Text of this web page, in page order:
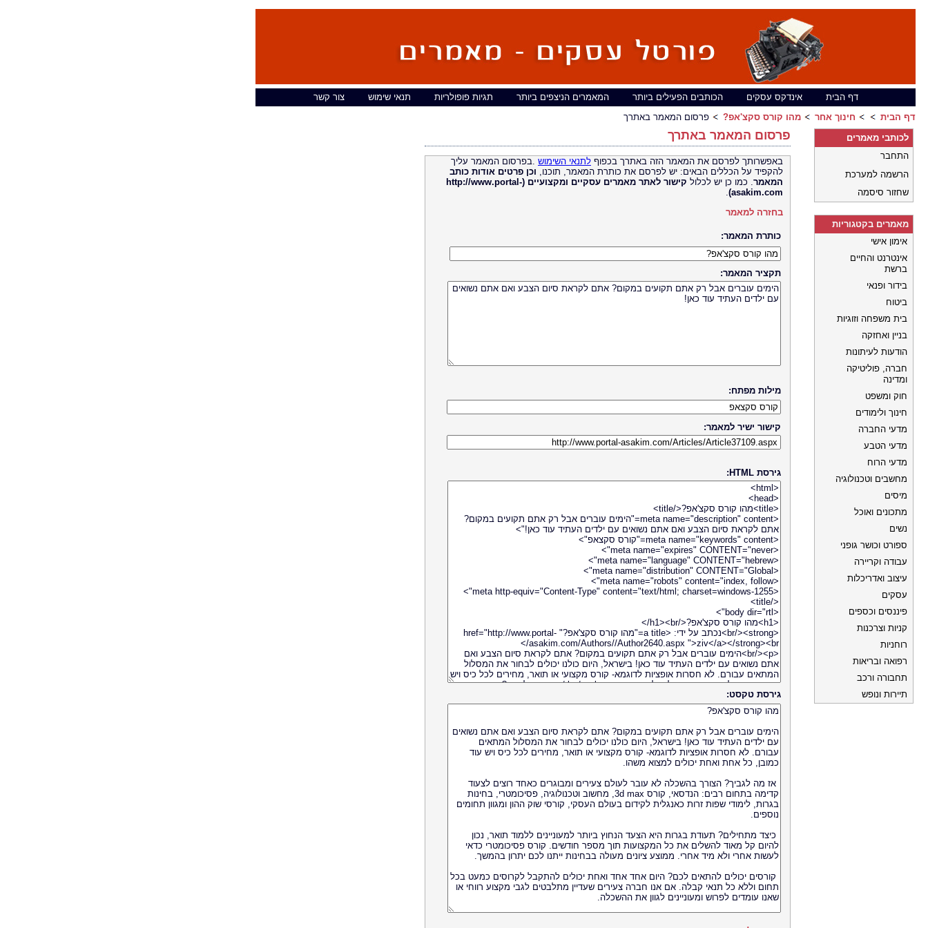
דף הבית אינדקס עסקים הכותבים הפעילים ביותר המאמרים הניצפים ביותר תגיות פופולריות תנאי שימוש
צור קשר
דף הבית
חינוך אחר מהו קורס סקצ'אפ? פרסום המאמר באתרך
פרסום המאמר באתרך
באפשרותך לפרסם את המאמר הזה באתרך בכפוף לתנאי השימוש .בפרסום המאמר עליך
להקפיד על הכללים הבאים: יש לפרסם את כותרת המאמר, תוכנו, וכן פרטים אודות כותב
המאמר. כמו כן יש לכלול קישור לאתר
מאמרים עסקיים ומקצועיים (http://www.portal-
asakim.com)
.
בחזרה למאמר
כותרת המאמר:
תקציר המאמר:
מילות מפתח:
קישור ישיר למאמר:
גירסת HTML:
גירסת טקסט:
לכותבי מאמרים
התחבר
הרשמה למערכת
שחזור סיסמה
מאמרים בקטגוריות
אימון אישי
אינטרנט והחיים
ברשת
בידור ופנאי
ביטוח
בית משפחה וזוגיות
בניין ואחזקה
הודעות לעיתונות
חברה, פוליטיקה
ומדינה
חוק ומשפט
חינוך ולימודים
מדעי החברה
מדעי הטבע
מדעי הרוח
מחשבים וטכנולוגיה
מיסים
מתכונים ואוכל
נשים
ספורט וכושר גופני
עבודה וקריירה
עיצוב ואדריכלות
עסקים
פיננסים וכספים
קניות וצרכנות
רוחניות
רפואה ובריאות
תחבורה ורכב
תיירות ונופש